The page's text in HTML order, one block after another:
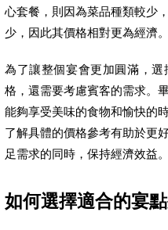
心套餐，則因為菜品種類較少
少，因此其價格相對更為經濟。
為了讓整個宴會更加圓滿，
格，還需要考慮賓客的需求。
能夠享受美味的食物和愉快的
了解具體的價格參考有助於更
足需求的同時，保持經濟效益。
如何選擇適合的宴